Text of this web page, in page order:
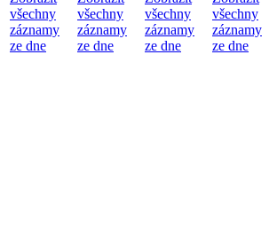
všechny
záznamy
ze dne
všechny
záznamy
ze dne
všechny
záznamy
ze dne
všechny
záznamy
ze dne